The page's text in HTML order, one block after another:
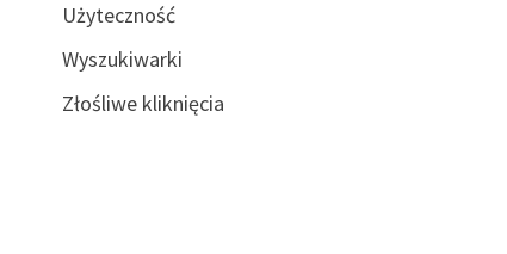
Użyteczność
Wyszukiwarki
Złośliwe kliknięcia